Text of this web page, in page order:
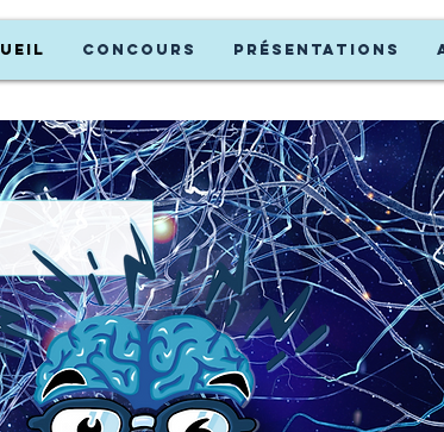
Concours PRÉSENTATIONS